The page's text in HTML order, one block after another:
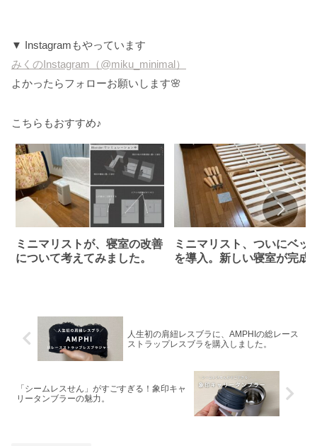
▼ Instagramもやっています
みくのInstagram（@miku_minimal）
よかったらフォローお願いします🌸
こちらもおすすめ♪
ミニマリストが、寝室の改善
について考えてみました。
ミニマリスト、ついにベッ
を導入。新しい寝室が完成
人生初の肩紐レスブラに、AMPHIの総レース
ストラップレスブラを購入しました。
「シームレスせん」がすごすぎる！象印キャ
リータンブラーの魅力。